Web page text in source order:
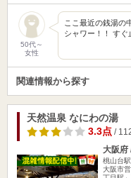
50代～
女性
ここ最近の銭湯の
シャワー！！ す
関連情報から探す
天然温泉 なにわの湯
3.3点/
大阪府
桃山台
大阪市